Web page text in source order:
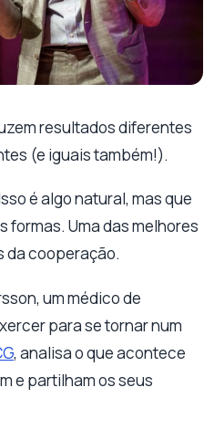
resultados diferentes
(e iguais também!).
é algo natural, mas que
formas. Uma das melhores
da cooperação.
um médico de
para se tornar num
, analisa o que acontece
e partilham os seus